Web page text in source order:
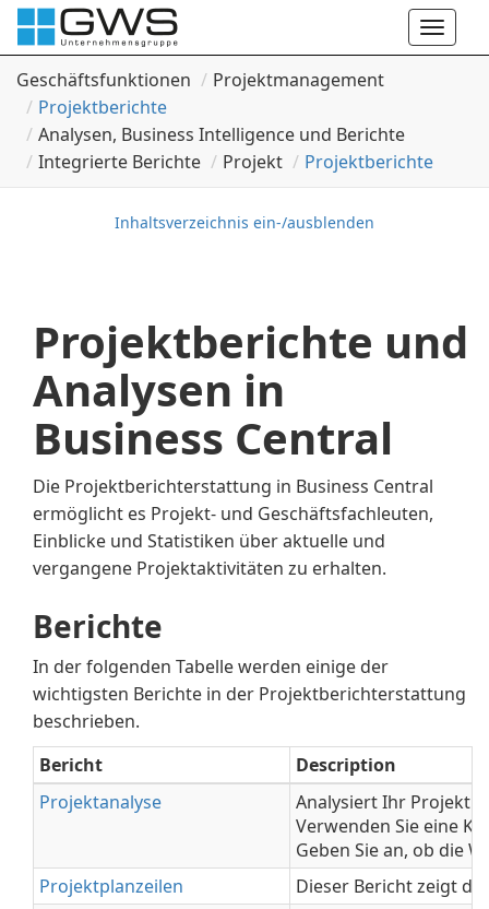
Toggle
Geschäftsfunktionen
Projektmanagement
Projektberichte
Analysen, Business Intelligence und Berichte
Integrierte Berichte
Projekt Projektberichte
Inhaltsverzeichnis ein-/ausblenden
Projektberichte und
Analysen in
Business Central
Die Projektberichterstattung in Business Central
ermöglicht es Projekt- und Geschäftsfachleuten,
Einblicke und Statistiken über aktuelle und
vergangene Projektaktivitäten zu erhalten.
Berichte
In der folgenden Tabelle werden einige der
wichtigsten Berichte in der Projektberichterstattung
beschrieben.
Bericht
Description
Projektanalyse
Analysiert Ihr Projekt
Verwenden Sie eine
Geben Sie an, ob die
Projektplanzeilen
Dieser Bericht zeigt